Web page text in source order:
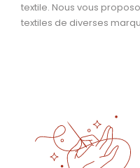
textile. Nous vous
textiles de diverses